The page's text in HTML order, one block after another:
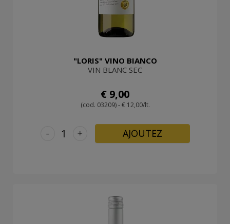
"LORIS" VINO BIANCO
VIN BLANC SEC
€ 9,00
(cod. 03209) - € 12,00/lt.
+
- AJOUTEZ